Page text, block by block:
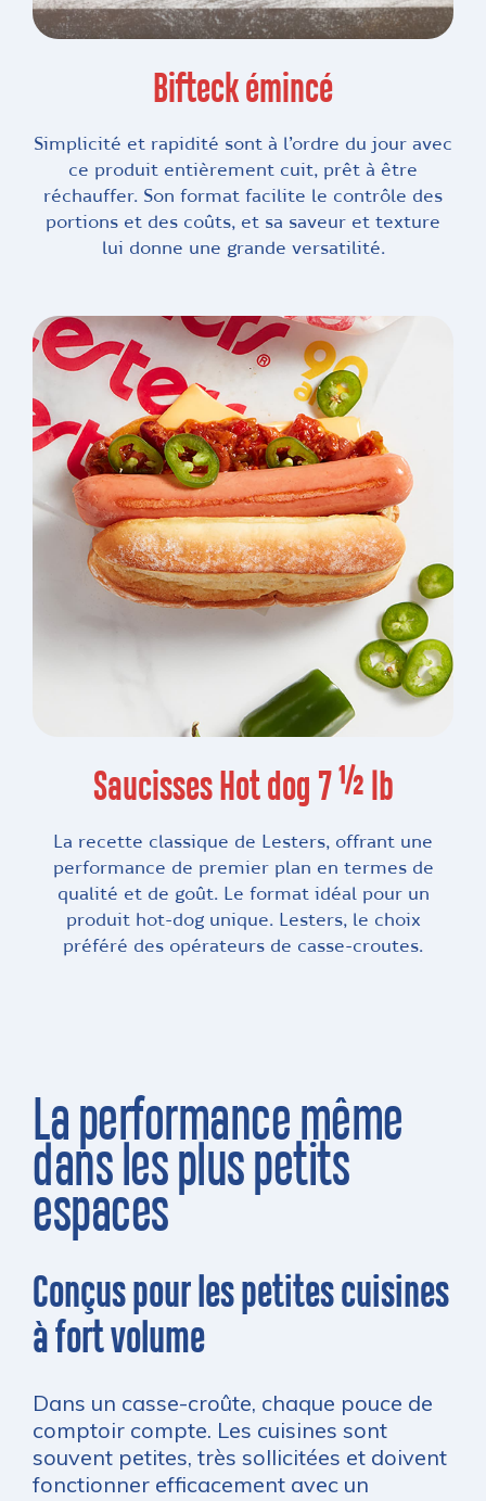
Bifteck émincé
Simplicité et rapidité sont à l’ordre du jour avec
ce produit entièrement cuit, prêt à être
réchauffer. Son format facilite le contrôle des
portions et des coûts, et sa saveur et texture
lui donne une grande versatilité.
Saucisses Hot dog 7 ½ lb
La recette classique de Lesters, offrant une
performance de premier plan en termes de
qualité et de goût. Le format idéal pour un
produit hot-dog unique. Lesters, le choix
préféré des opérateurs de casse-croutes.
La performance même
dans les plus petits
espaces
Conçus pour les petites cuisines
à fort volume
Dans un casse-croûte, chaque pouce de
comptoir compte. Les cuisines sont
souvent petites, très sollicitées et doivent
fonctionner efficacement avec un